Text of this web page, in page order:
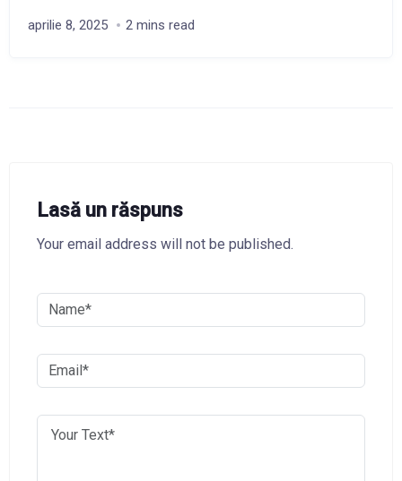
aprilie 8, 2025 2 mins read
Lasă un răspuns
Your email address will not be published.